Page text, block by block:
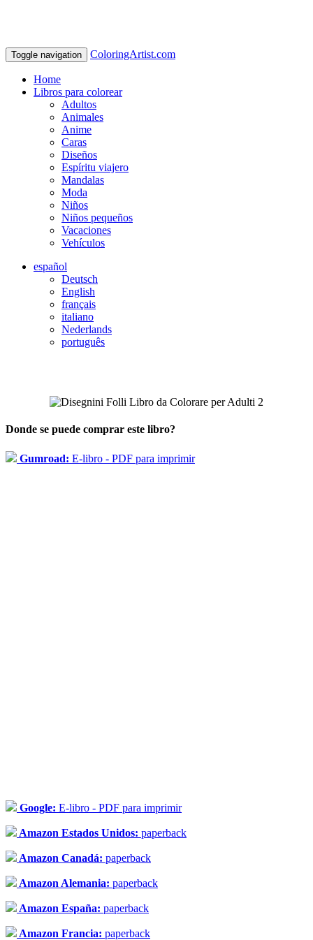
Toggle navigation ColoringArtist.com
Home
Libros para colorear
Adultos
Animales
Anime
Caras
Diseños
Espíritu viajero
Mandalas
Moda
Niños
Niños pequeños
Vacaciones
Vehículos
español
Deutsch
English
français
italiano
Nederlands
português
Donde se puede comprar este libro?
Gumroad: E-libro - PDF para imprimir
Google: E-libro - PDF para imprimir
Amazon Estados Unidos: paperback
Amazon Canadá: paperback
Amazon Alemania: paperback
Amazon España: paperback
Amazon Francia: paperback